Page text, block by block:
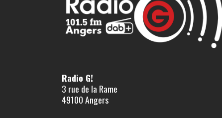
Radio G!
3 rue de la Rame
49100 Angers